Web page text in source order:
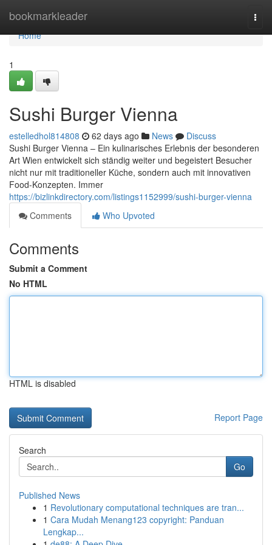
bookmarkleader
Home
Home
1
Sushi Burger Vienna
estelledhol814808 62 days ago News
Discuss
Sushi Burger Vienna – Ein kulinarisches Erlebnis der besonderen
Art Wien entwickelt sich ständig weiter und begeistert Besucher
nicht nur mit traditioneller Küche, sondern auch mit innovativen
Food-Konzepten. Immer
https://bizlinkdirectory.com/listings1152999/sushi-burger-vienna
Comments
Who Upvoted
Comments
Submit a Comment
No HTML
HTML is disabled
Report Page
Search
Go
Published News
1 Revolutionary computational techniques are tran...
1 Cara Mudah Menang123 copyright: Panduan
Lengkap...